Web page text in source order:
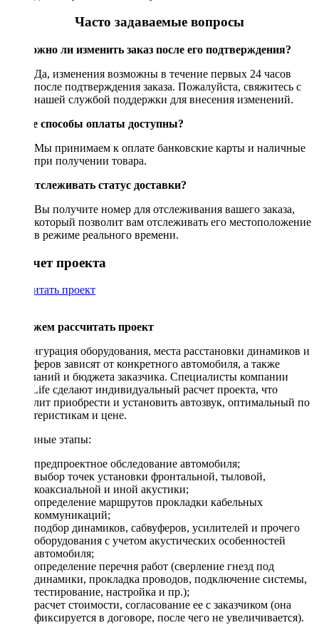
Часто задаваемые вопросы
Возможно ли изменить заказ после его подтверждения?
Да, изменения возможны в течение первых 24 часов
после подтверждения заказа. Пожалуйста, свяжитесь с
нашей службой поддержки для внесения изменений.
Какие способы оплаты доступны?
Мы принимаем к оплате банковские карты и наличные
при получении товара.
Как отслеживать статус доставки?
Вы получите номер для отслеживания вашего заказа,
который позволит вам отслеживать его местоположение
в режиме реального времени.
Рассчет проекта
Рассчитать проект
Поможем рассчитать проект
Конфигурация оборудования, места расстановки динамиков и
сабвуферов зависят от конкретного автомобиля, а также
пожеланий и бюджета заказчика. Специалисты компании
DriveLife сделают индивидуальный расчет проекта, что
позволит приобрести и установить автозвук, оптимальный по
характеристикам и цене.
Основные этапы:
предпроектное обследование автомобиля;
выбор точек установки фронтальной, тыловой,
коаксиальной и иной акустики;
определение маршрутов прокладки кабельных
коммуникаций;
подбор динамиков, сабвуферов, усилителей и прочего
оборудования с учетом акустических особенностей
автомобиля;
определение перечня работ (сверление гнезд под
динамики, прокладка проводов, подключение системы,
тестирование, настройка и пр.);
расчет стоимости, согласование ее с заказчиком (она
фиксируется в договоре, после чего не увеличивается).